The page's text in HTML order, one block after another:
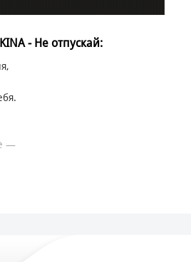
- Не отпускай:
—
пальцы на твоей шее.